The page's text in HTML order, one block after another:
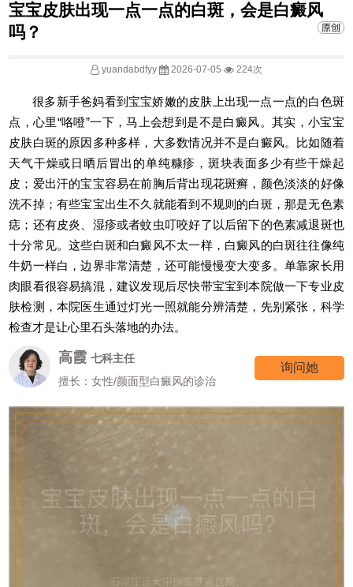
宝宝皮肤出现一点一点的白斑，会是白癜风
吗？
yuandabdfyy 2026-07-05 224次
很多新手爸妈看到宝宝娇嫩的皮肤上出现一点一点的白色斑
点，心里“咯噔”一下，马上会想到是不是白癜风。其实，小宝宝
皮肤白斑的原因多种多样，大多数情况并不是白癜风。比如随着
天气干燥或日晒后冒出的单纯糠疹，斑块表面多少有些干燥起
皮；爱出汗的宝宝容易在前胸后背出现花斑癣，颜色淡淡的好像
洗不掉；有些宝宝出生不久就能看到不规则的白斑，那是无色素
痣；还有皮炎、湿疹或者蚊虫叮咬好了以后留下的色素减退斑也
十分常见。这些白斑和白癜风不太一样，白癜风的白斑往往像纯
牛奶一样白，边界非常清楚，还可能慢慢变大变多。单靠家长用
肉眼看很容易搞混，建议发现后尽快带宝宝到本院做一下专业皮
肤检测，本院医生通过灯光一照就能分辨清楚，先别紧张，科学
检查才是让心里石头落地的办法。
高霞 七科主任
擅长：女性/颜面型白癜风的诊治
询问她